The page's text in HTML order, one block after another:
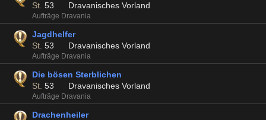
St. 53 Dravanisches Vorland
Aufträge Dravania
Jagdhelfer
St. 53 Dravanisches Vorland
Aufträge Dravania
Die bösen Sterblichen
St. 53 Dravanisches Vorland
Aufträge Dravania
Drachenheiler